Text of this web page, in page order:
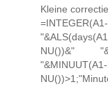
Kleine
NU())&"